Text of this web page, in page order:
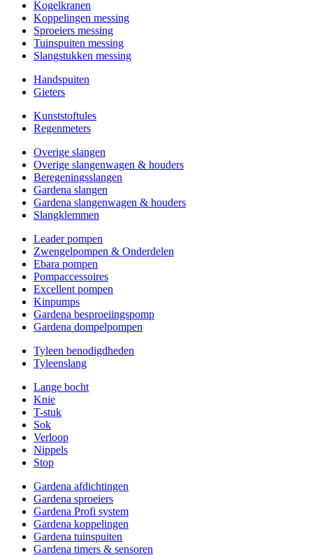
Kogelkranen
Koppelingen messing
Sproeiers messing
Tuinspuiten messing
Slangstukken messing
Handspuiten
Gieters
Kunststoftules
Regenmeters
Overige slangen
Overige slangenwagen & houders
Beregeningsslangen
Gardena slangen
Gardena slangenwagen & houders
Slangklemmen
Leader pompen
Zwengelpompen & Onderdelen
Ebara pompen
Pompaccessoires
Excellent pompen
Kinpumps
Gardena besproeiingspomp
Gardena dompelpompen
Tyleen benodigdheden
Tyleenslang
Lange bocht
Knie
T-stuk
Sok
Verloop
Nippels
Stop
Gardena afdichtingen
Gardena sproeiers
Gardena Profi system
Gardena koppelingen
Gardena tuinspuiten
Gardena timers & sensoren